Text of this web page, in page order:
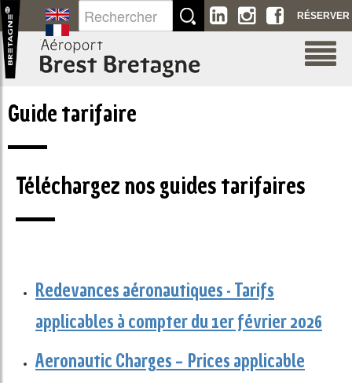
Saut au contenu
RÉSERVER
Guide tarifaire
Téléchargez nos guides tarifaires
Redevances aéronautiques - Tarifs
applicables à compter du 1er février 2026
Aeronautic Charges – Prices applicable